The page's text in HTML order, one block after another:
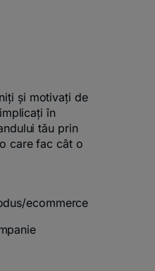
și motivați de
în
tău prin
care fac cât o
ecommerce